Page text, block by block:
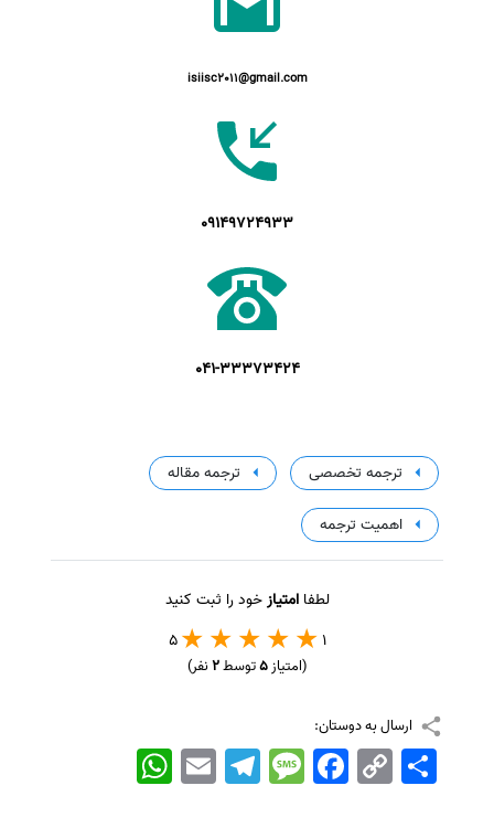
isiisc2011@gmail.com
09149724933
041-33373424
ترجمه تخصصی ترجمه مقاله
اهمیت ترجمه
لطفاامتیازخود را ثبت کنید
1
5
(امتیاز5توسط2نفر)
ارسال به دوستان:
WhatsApp EmailTelegramMessageFacebook Copy
Link
اشتراک